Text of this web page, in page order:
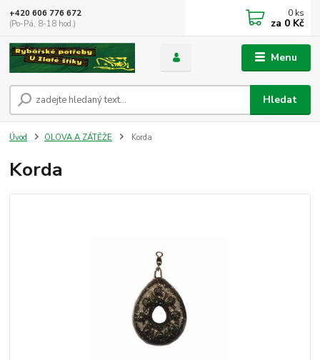
Menu
Hledat
+420 606 776 672
(Po-Pá, 8-18 hod.)
0 ks
za 0 Kč
Úvod OLOVA A ZÁTĚŽE Korda
Korda